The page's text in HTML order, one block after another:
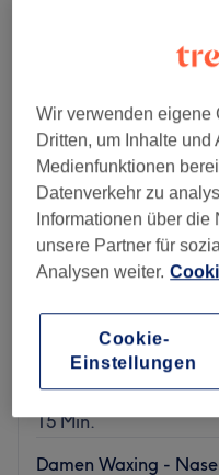
Jina.Kosmetik
20
Poll, Köln
Auf Karte
Damen Waxing -
15 Min.
Damen Waxing - Nase
Wir verwenden eigene
Dritten, um Inhalte
Medienfunktionen
Datenverkehr zu
Informationen über die
unsere Partner für
Analysen weiter.
Cookie-
Einstellungen